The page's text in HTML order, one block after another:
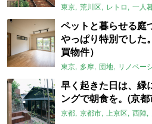
東京 荒川区 レトロ 一人
ペットと暮らせる庭
やっぱり特別でした
買物件）
東京 多摩 団地 リノベー
早く起きた日は、緑
ングで朝食を。(京
京都 京都市 上京区 西陣